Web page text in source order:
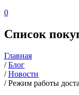
0
Список
Главная
/ Блог
/ Новости
/ Режим работы